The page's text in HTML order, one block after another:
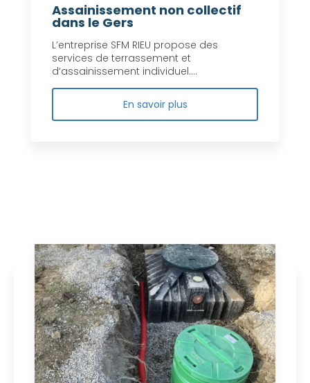
Assainissement non collectif
dans le Gers
L’entreprise SFM RIEU propose des
services de terrassement et
d’assainissement individuel....
En savoir plus